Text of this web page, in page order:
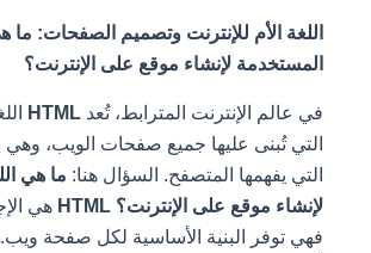
اللغة الأم للإنترنت وتصميم الصفحات: ما هي
المستخدمة لإنشاء موقع على الإنترنت؟
في عالم الإنترنت المترابط، تُعدHTMLاللغة
التي تُبنى عليها جميع صفحات الويب، وهي
التي يفهمها المتصفح. السؤال هنا:ما هي
لإنشاء موقع على الإنترنت؟ HTMLهي
فهي توفر البنية الأساسية لكل صفحة ويب.